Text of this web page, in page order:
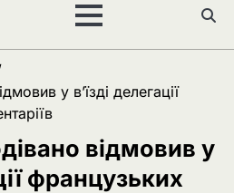
у в’їзді делегації
відмовив у
французьких